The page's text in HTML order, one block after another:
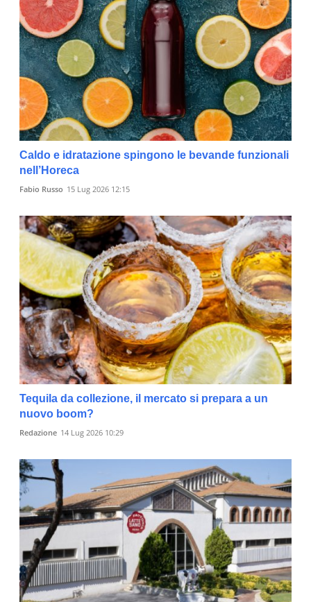
Caldo e idratazione spingono le bevande funzionali
nell’Horeca
Fabio Russo 15 Lug 2026 12:15
Tequila da collezione, il mercato si prepara a un
nuovo boom?
Redazione 14 Lug 2026 10:29